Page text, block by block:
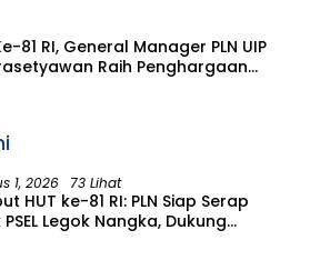
81 RI, General Manager PLN UIP
Raih Penghargaan
1, 2026 73 Lihat
HUT ke-81 RI: PLN Siap Serap
PSEL Legok Nangka, Dukung